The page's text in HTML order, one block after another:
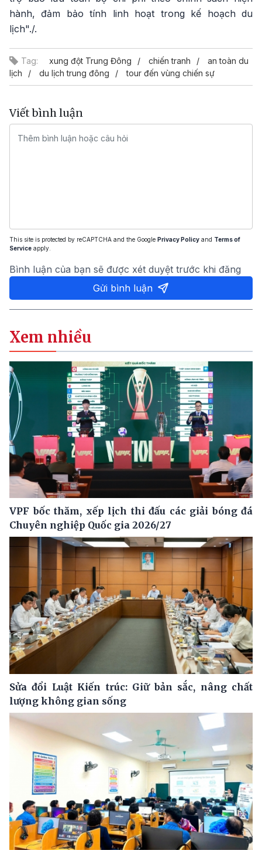
hành, đảm bảo tính linh hoạt trong kế hoạch du
lịch"./.
Tag: xung đột Trung Đông chiến tranh
an toàn du
lịch
du lịch trung đông tour đến vùng chiến sự
Viết bình luận
This site is protected by reCAPTCHA and the Google Privacy Policy and Terms of
Service apply.
Bình luận của bạn sẽ được xét duyệt trước khi đăng
Gửi bình luận
Xem nhiều
VPF bốc thăm, xếp lịch thi đấu các giải bóng đá
Chuyên nghiệp Quốc gia 2026/27
Sửa đổi Luật Kiến trúc: Giữ bản sắc, nâng chất
lượng không gian sống